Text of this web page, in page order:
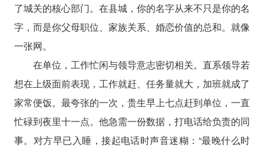
了城关的核心部门。在县城，你的名字从来不只是你的名
字，而是你父母职位、家族关系、婚恋价值的总和。就像
一张网。
在单位，工作忙闲与领导意志密切相关。直系领导若
想在上级面前表现，工作就赶、任务量就大，加班就成了
家常便饭。最夸张的一次，贵生早上七点赶到单位，一直
忙碌到夜里十一点。他急需一份数据，打电话给负责的同
事。对方早已入睡，接起电话时声音迷糊：“最晚什么时